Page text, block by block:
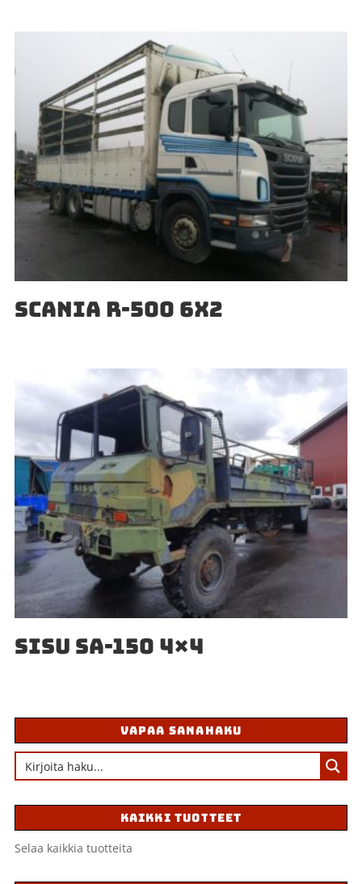
SCANIA R-500 6X2
SISU SA-150 4×4
VAPAA SANAHAKU
KAIKKI TUOTTEET
Selaa kaikkia tuotteita